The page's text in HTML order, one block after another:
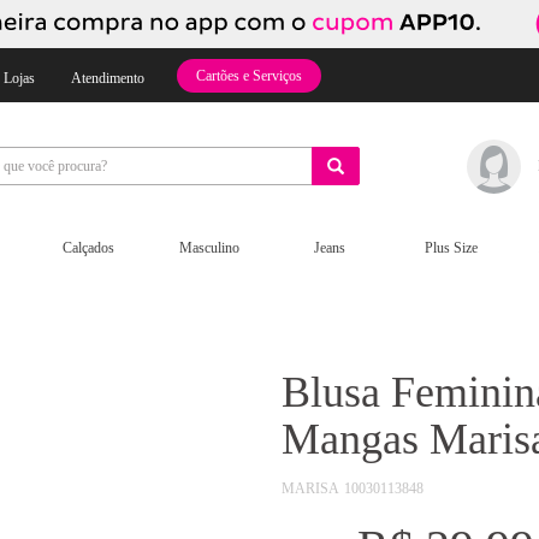
Lojas Atendimento Cartões e Serviços
Calçados Masculino Jeans Plus Size
Blusa
Mangas
MARISA 10030113848